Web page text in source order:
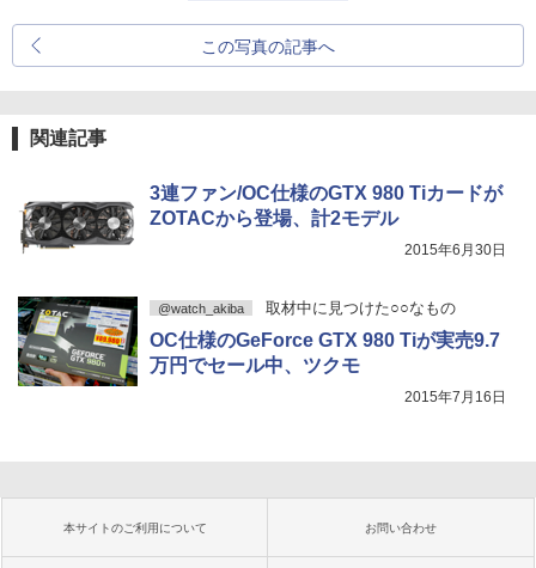
この写真の記事へ
関連記事
3連ファン/OC仕様のGTX 980 Tiカードが
ZOTACから登場、計2モデル
2015年6月30日
@watch_akiba 取材中に見つけた○○なもの
OC仕様のGeForce GTX 980 Tiが実売9.7
万円でセール中、ツクモ
2015年7月16日
本サイトのご利用について お問い合わせ